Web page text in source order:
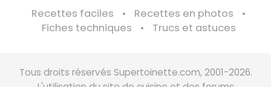
Recettes faciles
Recettes en photos
Fiches techniques
Trucs et astuces
Tous droits réservés Supertoinette.com, 2001-2026.